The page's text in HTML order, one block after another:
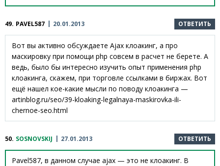
49. PAVEL587 20.01.2013 ОТВЕТИТЬ
Вот вы активно обсуждаете Ajax клоакинг, а про
маскировку при помощи php совсем в расчет не берете. А
ведь, было бы интересно изучить опыт применения php
клоакинга, скажем, при торговле ссылками в биржах. Вот
ещё нашел кое-какие мысли по поводу клоакинга —
artinblog.ru/seo/39-kloaking-legalnaya-maskirovka-ili-
chernoe-seo.html
50. SOSNOVSKIJ 27.01.2013 ОТВЕТИТЬ
Pavel587, в данном случае ajax — это не клоакинг. В